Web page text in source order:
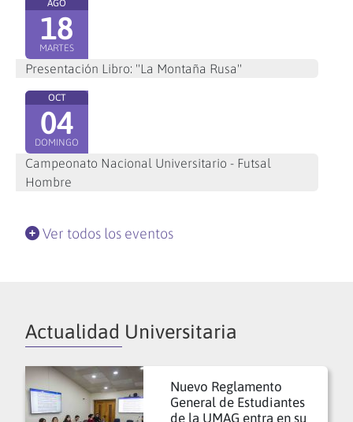
AGO
18
MARTES
Presentación Libro: "La Montaña Rusa"
OCT
04
DOMINGO
Campeonato Nacional Universitario - Futsal
Hombre
Ver todos los eventos
Actualidad Universitaria
Nuevo Reglamento
General de Estudiantes
de la UMAG entra en su